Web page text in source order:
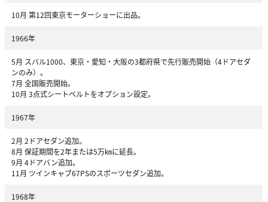
10月 第12回東京モーターショーに出品。
1966年
5月 スバル1000、東京・愛知・大阪の3都府県で先行販売開始（4ドアセダ
ンのみ）。
7月 全国販売開始。
10月 3点式シートベルトをオプション設定。
1967年
2月 2ドアセダン追加。
8月 保証期間を2年または5万㎞に延長。
9月 4ドアバン追加。
11月 ツインキャブ67PSのスポーツセダン追加。
1968年